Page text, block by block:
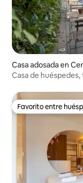
Casa adosada en
Casa de
Favorito entre
Favorito entre